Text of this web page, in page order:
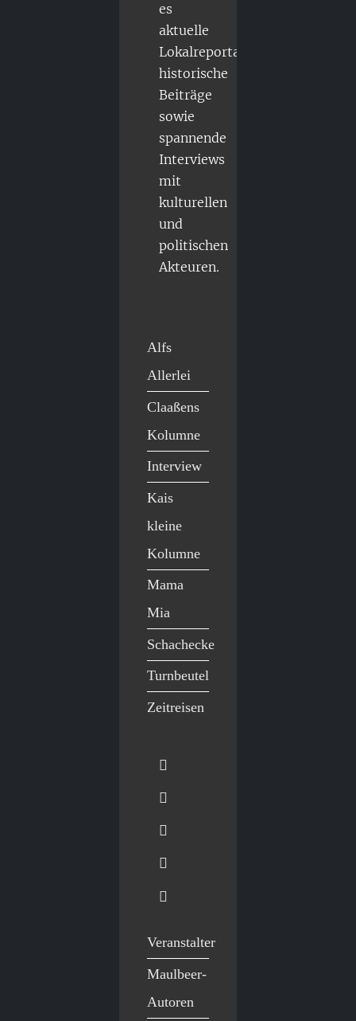
es
aktuelle
Lokalreportagen,
historische
Beiträge
sowie
spannende
Interviews
mit
kulturellen
und
politischen
Akteuren.
Alfs
Allerlei
Claaßens
Kolumne
Interview
Kais
kleine
Kolumne
Mama
Mia
Schachecke
Turnbeutel
Zeitreisen
Veranstalter
Maulbeer-
Autoren